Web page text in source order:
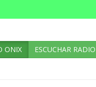
ONIX ESCUCHAR